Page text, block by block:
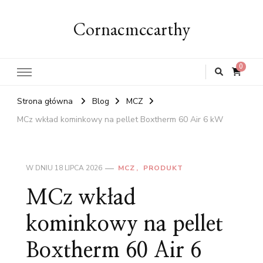
Cornacmccarthy
0
Strona główna Blog
MCZ
MCz wkład kominkowy na pellet Boxtherm 60 Air 6 kW
W DNIU 18 LIPCA 2026 MCZ PRODUKT
MCz wkład
kominkowy na pellet
Boxtherm 60 Air 6